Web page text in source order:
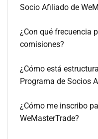
Socio Afiliado de
¿Con qué frecuencia
comisiones?
¿Cómo está
Programa de Socios
¿Cómo me inscribo
WeMasterTrade?